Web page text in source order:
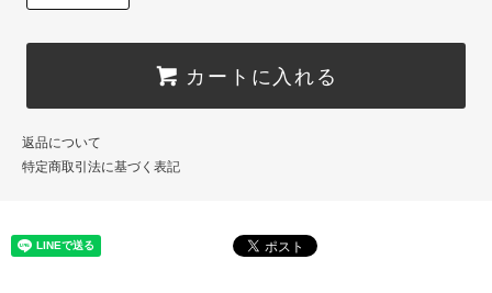
カートに入れる
返品について
特定商取引法に基づく表記